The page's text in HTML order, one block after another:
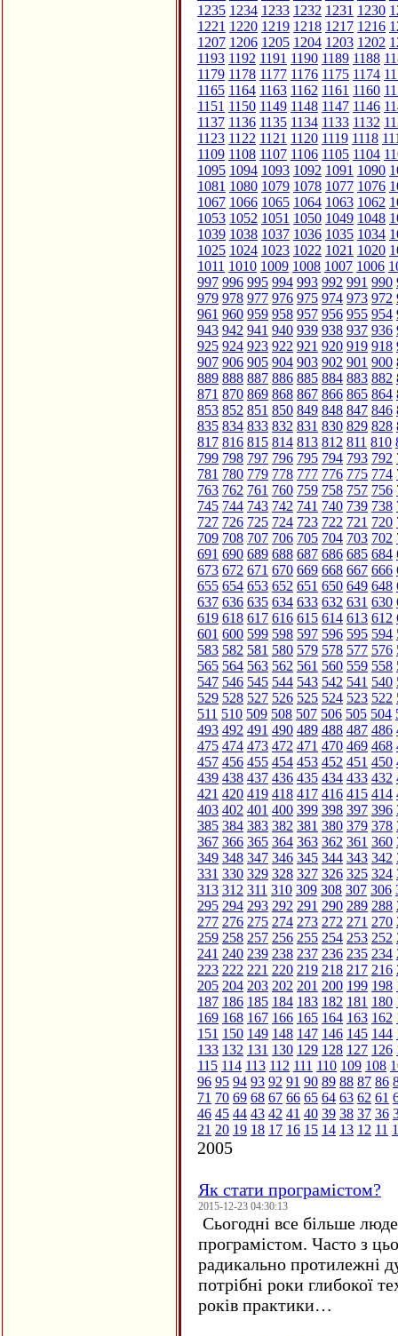
1235 1234 1233 1232 1231 1230
1221 1220 1219 1218 1217 1216
1207 1206 1205 1204 1203 1202
1193 1192 1191 1190 1189 1188
1179 1178 1177 1176 1175 1174
1165 1164 1163 1162 1161 1160
1151 1150 1149 1148 1147 1146
1137 1136 1135 1134 1133 1132
1123 1122 1121 1120 1119 1118
1109 1108 1107 1106 1105 1104
1095 1094 1093 1092 1091 1090
1081 1080 1079 1078 1077 1076
1067 1066 1065 1064 1063 1062
1053 1052 1051 1050 1049 1048
1039 1038 1037 1036 1035 1034
1025 1024 1023 1022 1021 1020
1011 1010 1009 1008 1007 1006
997 996 995 994 993 992 991 990
979 978 977 976 975 974 973 972
961 960 959 958 957 956 955 954
943 942 941 940 939 938 937 936
925 924 923 922 921 920 919 918
907 906 905 904 903 902 901 900
889 888 887 886 885 884 883 882
871 870 869 868 867 866 865 864
853 852 851 850 849 848 847 846
835 834 833 832 831 830 829 828
817 816 815 814 813 812 811 810
799 798 797 796 795 794 793 792
781 780 779 778 777 776 775 774
763 762 761 760 759 758 757 756
745 744 743 742 741 740 739 738
727 726 725 724 723 722 721 720
709 708 707 706 705 704 703 702
691 690 689 688 687 686 685 684
673 672 671 670 669 668 667 666
655 654 653 652 651 650 649 648
637 636 635 634 633 632 631 630
619 618 617 616 615 614 613 612
601 600 599 598 597 596 595 594
583 582 581 580 579 578 577 576
565 564 563 562 561 560 559 558
547 546 545 544 543 542 541 540
529 528 527 526 525 524 523 522
511 510 509 508 507 506 505 504
493 492 491 490 489 488 487 486
475 474 473 472 471 470 469 468
457 456 455 454 453 452 451 450
439 438 437 436 435 434 433 432
421 420 419 418 417 416 415 414
403 402 401 400 399 398 397 396
385 384 383 382 381 380 379 378
367 366 365 364 363 362 361 360
349 348 347 346 345 344 343 342
331 330 329 328 327 326 325 324
313 312 311 310 309 308 307 306
295 294 293 292 291 290 289 288
277 276 275 274 273 272 271 270
259 258 257 256 255 254 253 252
241 240 239 238 237 236 235 234
223 222 221 220 219 218 217 216
205 204 203 202 201 200 199 198
187 186 185 184 183 182 181 180
169 168 167 166 165 164 163 162
151 150 149 148 147 146 145 144
133 132 131 130 129 128 127 126
115 114 113 112 111 110 109 108
96 95 94 93 92 91 90 89 88 87 86
71 70 69 68 67 66 65 64 63 62 61
46 45 44 43 42 41 40 39 38 37 36
21 20 19 18 17 16 15 14 13 12 11
2005
Як стати програмістом?
2015-12-23 04:30:13
Сьогодні все більше
програмістом. Часто з
радикально протилежні
потрібні роки глибокої
років практики…